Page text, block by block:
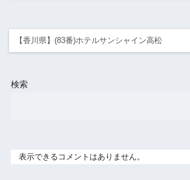
【香川県】(83番)ホテルサンシャイン高松
検索
表示できるコメントはありません。